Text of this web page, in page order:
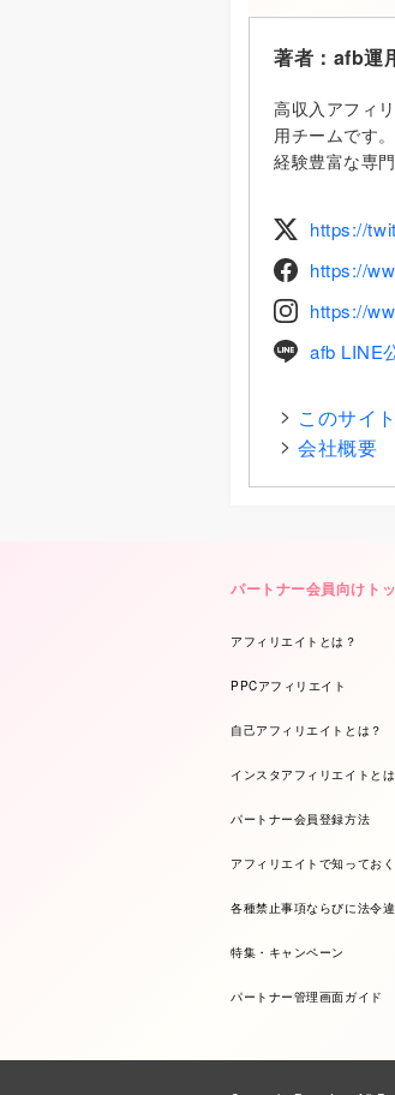
著者： afb運
高収入アフィ
用チームです。
経験豊富な専
https://
https://
https://
afb LINE
このサイ
会社概要
パートナー会員向けト
アフィリエイトとは？
PPCアフィリエイト
自己アフィリエイトとは？
インスタアフィリエイトとは
パートナー会員登録方法
アフィリエイトで知ってお
各種禁止事項ならびに法令
特集・キャンペーン
パートナー管理画面ガイド